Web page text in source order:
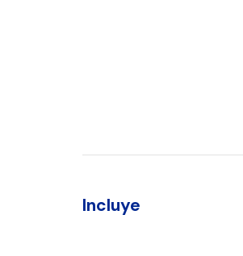
Incluye